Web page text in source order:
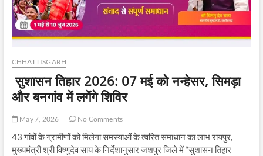
बढ़ेगी
हरियाली
होगा
जल
सांसद
श्री
विजय
बघेल
CHHATTISGARH
सुशासन तिहार 2026: 07 मई को नन्हेसर, सिमड़ा
और बनगांव में लगेंगे शिविर
May 7, 2026 No Comments
43 गांवों के ग्रामीणों को मिलेगा समस्याओं के त्वरित समाधान का लाभ रायपुर,
मुख्यमंत्री श्री विष्णुदेव साय के निर्देशानुसार जशपुर जिले में “सुशासन तिहार